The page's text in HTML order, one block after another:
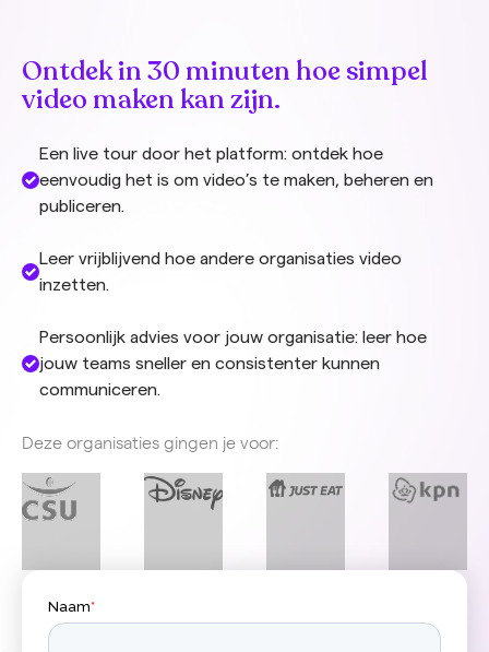
Ontdek in 30 minuten hoe simpel
video maken kan zijn.
Een live tour door het platform: ontdek hoe
eenvoudig het is om video’s te maken, beheren en
publiceren.
Leer vrijblijvend hoe andere organisaties video
inzetten.
Persoonlijk advies voor jouw organisatie: leer hoe
jouw teams sneller en consistenter kunnen
communiceren.
Deze organisaties gingen je voor: